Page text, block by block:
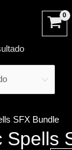
Spells